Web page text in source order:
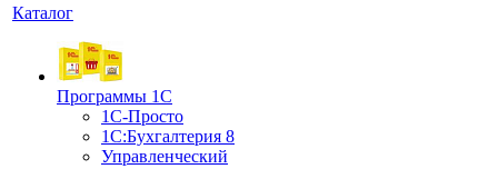
Каталог
Программы 1С
1С-Просто
1С:Бухгалтерия 8
Управленческий